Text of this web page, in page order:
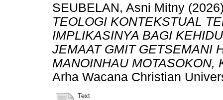
SEUBELAN, Asni Mitny
TEOLOGI KONTEKSTUAL
IMPLIKASINYA BAGI
JEMAAT GMIT GETSEMANI
MANOINHAU MOTASOKON,
Arha Wacana Christian
Text